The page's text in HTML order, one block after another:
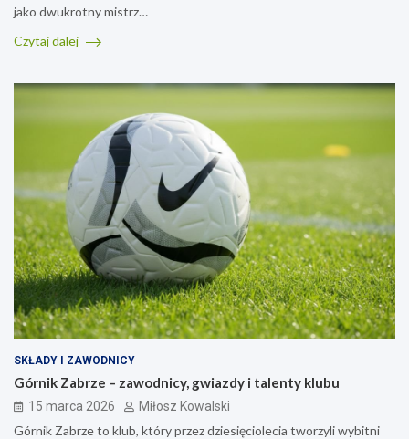
jako dwukrotny mistrz…
Czytaj dalej
SKŁADY I ZAWODNICY
Górnik Zabrze – zawodnicy, gwiazdy i talenty klubu
15 marca 2026 Miłosz Kowalski
Górnik Zabrze to klub, który przez dziesięciolecia tworzyli wybitni